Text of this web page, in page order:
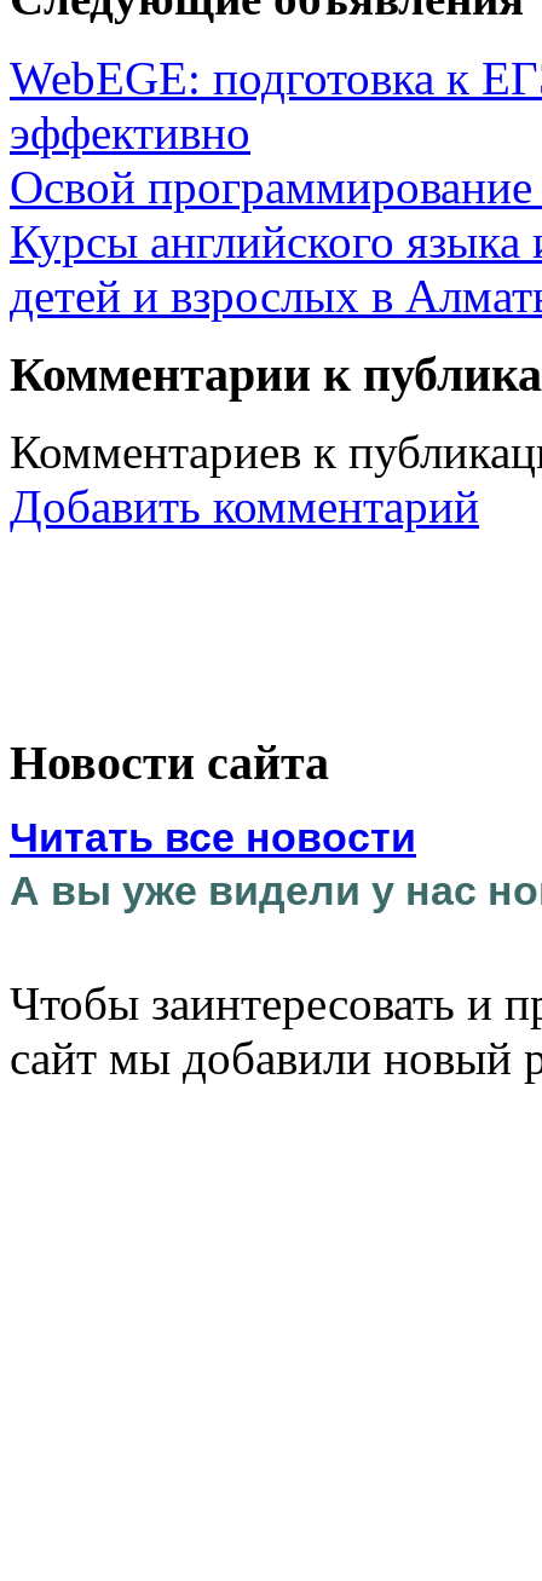
WebEGE: подготовка к
эффективно
Освой
Курсы английского
детей и взрослых в
Комментарии к
Комментариев к
Добавить комментарий
Новости сайта
Читать все новости
А вы уже видели у нас
Чтобы заинтересовать и
сайт мы добавили новый